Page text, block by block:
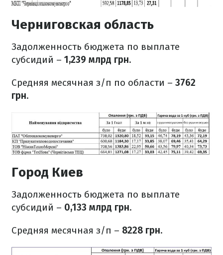
Черниговская область
Задолженность бюджета по выплате
субсидий – 1,239 млрд грн.
Средняя месячная з/п по области – 3762
грн.
Город Киев
Задолженность бюджета по выплате
субсидий – 0,133 млрд грн.
Средняя месячная з/п – 8228 грн.